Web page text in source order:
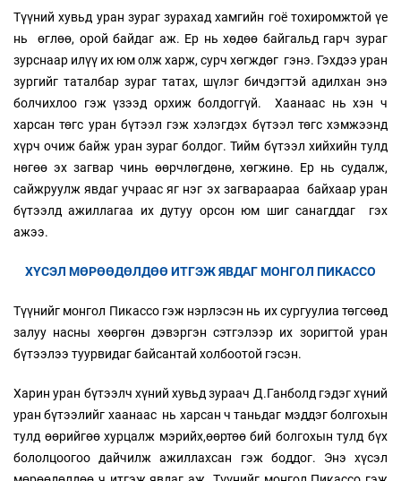
Түүний хувьд уран зураг зурахад хамгийн гоё тохиромжтой үе
нь өглөө, орой байдаг аж. Ер нь хөдөө байгальд гарч зураг
зурснаар илүү их юм олж харж, сурч хөгждөг гэнэ. Гэхдээ уран
зургийг таталбар зураг татах, шүлэг бичдэгтэй адилхан энэ
болчихлоо гэж үзээд орхиж болдоггүй. Хаанаас нь хэн ч
харсан төгс уран бүтээл гэж хэлэгдэх бүтээл төгс хэмжээнд
хүрч очиж байж уран зураг болдог. Тийм бүтээл хийхийн тулд
нөгөө эх загвар чинь өөрчлөгдөнө, хөгжинө. Ер нь судалж,
сайжруулж явдаг учраас яг нэг эх загвараараа байхаар уран
бүтээлд ажиллагаа их дутуу орсон юм шиг санагддаг гэх
ажээ.
ХҮСЭЛ МӨРӨӨДӨЛДӨӨ ИТГЭЖ ЯВДАГ МОНГОЛ ПИКАССО
Түүнийг монгол Пикассо гэж нэрлэсэн нь их сургуулиа төгсөөд
залуу насны хөөргөн дэвэргэн сэтгэлээр их зоригтой уран
бүтээлээ туурвидаг байсантай холбоотой гэсэн.
Харин уран бүтээлч хүний хувьд зураач Д.Ганболд гэдэг хүний
уран бүтээлийг хаанаас нь харсан ч таньдаг мэддэг болгохын
тулд өөрийгөө хурцалж мэрийх,өөртөө бий болгохын тулд бүх
бололцоогоо дайчилж ажиллахсан гэж боддог. Энэ хүсэл